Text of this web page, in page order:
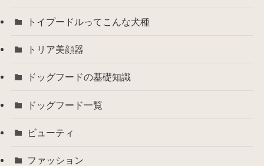
トイプードルってこんな犬種
トリア美顔器
ドッグフードの基礎知識
ドッグフード一覧
ビューティ
ファッション